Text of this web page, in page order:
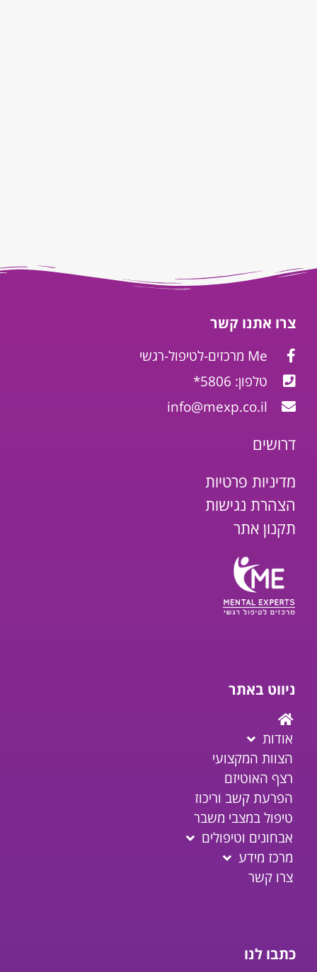
צרו אתנו קשר
Me מרכזים-לטיפול-רגשי
טלפון: 5806*
info@mexp.co.il
דרושים
מדיניות פרטיות
הצהרת נגישות
תקנון אתר
ניווט באתר
אודות
הצוות המקצועי
רצף האוטיזם
הפרעת קשב וריכוז
טיפול במצבי משבר
אבחונים וטיפולים
מרכז מידע
צרו קשר
כתבו לנו